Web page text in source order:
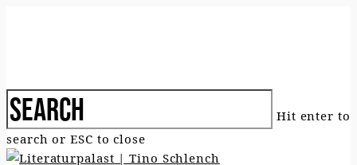
Hit enter to
search or ESC to close